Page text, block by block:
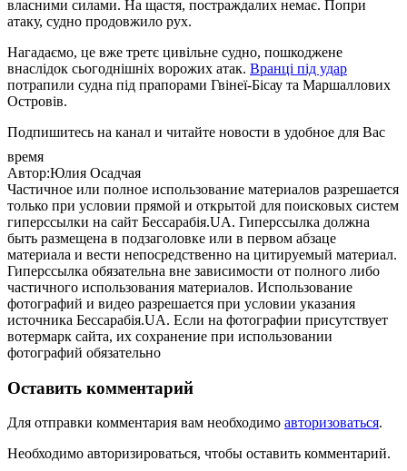
власними силами. На щастя, постраждалих немає. Попри
атаку, судно продовжило рух.
Нагадаємо, це вже третє цивільне судно, пошкоджене
внаслідок сьогоднішніх ворожих атак. Вранці під удар
потрапили судна під прапорами Гвінеї-Бісау та Маршаллових
Островів.
Подпишитесь на канал и читайте новости в удобное для Вас
время
Автор:Юлия Осадчая
Частичное или полное использование материалов разрешается
только при условии прямой и открытой для поисковых систем
гиперссылки на сайт Бессарабія.UA. Гиперссылка должна
быть размещена в подзаголовке или в первом абзаце
материала и вести непосредственно на цитируемый материал.
Гиперссылка обязательна вне зависимости от полного либо
частичного использования материалов. Использование
фотографий и видео разрешается при условии указания
источника Бессарабія.UA. Если на фотографии присутствует
вотермарк сайта, их сохранение при использовании
фотографий обязательно
Оставить комментарий
Для отправки комментария вам необходимо авторизоваться.
Необходимо авторизироваться, чтобы оставить комментарий.